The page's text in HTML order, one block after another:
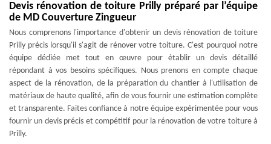
Devis rénovation de toiture Prilly préparé par l’équipe
de MD Couverture Zingueur
Nous comprenons l'importance d'obtenir un devis rénovation de toiture
Prilly précis lorsqu'il s'agit de rénover votre toiture. C'est pourquoi notre
équipe dédiée met tout en œuvre pour établir un devis détaillé
répondant à vos besoins spécifiques. Nous prenons en compte chaque
aspect de la rénovation, de la préparation du chantier à l'utilisation de
matériaux de haute qualité, afin de vous fournir une estimation complète
et transparente. Faites confiance à notre équipe expérimentée pour vous
fournir un devis précis et compétitif pour la rénovation de votre toiture à
Prilly.